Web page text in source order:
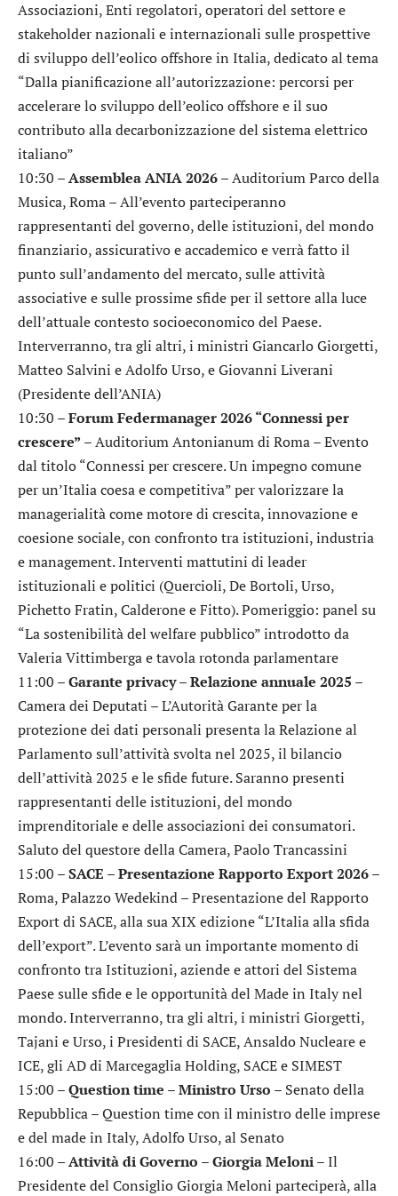
Associazioni, Enti regolatori, operatori del settore e
stakeholder nazionali e internazionali sulle prospettive
di sviluppo dell’eolico offshore in Italia, dedicato al tema
“Dalla pianificazione all’autorizzazione: percorsi per
accelerare lo sviluppo dell’eolico offshore e il suo
contributo alla decarbonizzazione del sistema elettrico
italiano”
10:30 –Assemblea ANIA 2026– Auditorium Parco della
Musica, Roma – All’evento parteciperanno
rappresentanti del governo, delle istituzioni, del mondo
finanziario, assicurativo e accademico e verrà fatto il
punto sull’andamento del mercato, sulle attività
associative e sulle prossime sfide per il settore alla luce
dell’attuale contesto socioeconomico del Paese.
Interverranno, tra gli altri, i ministri Giancarlo Giorgetti,
Matteo Salvini e Adolfo Urso, e Giovanni Liverani
(Presidente dell’ANIA)
10:30 –Forum Federmanager 2026 “Connessi per
crescere” – Auditorium Antonianum di Roma – Evento
dal titolo “Connessi per crescere. Un impegno comune
per un’Italia coesa e competitiva” per valorizzare la
managerialità come motore di crescita, innovazione e
coesione sociale, con confronto tra istituzioni, industria
e management. Interventi mattutini di leader
istituzionali e politici (Quercioli, De Bortoli, Urso,
Pichetto Fratin, Calderone e Fitto). Pomeriggio: panel su
“La sostenibilità del welfare pubblico” introdotto da
Valeria Vittimberga e tavola rotonda parlamentare
11:00 –Garante privacy – Relazione annuale 2025 –
Camera dei Deputati – L’Autorità Garante per la
protezione dei dati personali presenta la Relazione al
Parlamento sull’attività svolta nel 2025, il bilancio
dell’attività 2025 e le sfide future. Saranno presenti
rappresentanti delle istituzioni, del mondo
imprenditoriale e delle associazioni dei consumatori.
Saluto del questore della Camera, Paolo Trancassini
15:00 –SACE – Presentazione Rapporto Export 2026–
Roma, Palazzo Wedekind – Presentazione del Rapporto
Export di SACE, alla sua XIX edizione “L’Italia alla sfida
dell’export”. L’evento sarà un importante momento di
confronto tra Istituzioni, aziende e attori del Sistema
Paese sulle sfide e le opportunità del Made in Italy nel
mondo. Interverranno, tra gli altri, i ministri Giorgetti,
Tajani e Urso, i Presidenti di SACE, Ansaldo Nucleare e
ICE, gli AD di Marcegaglia Holding, SACE e SIMEST
15:00 –Question time – Ministro Urso – Senato della
Repubblica – Question time con il ministro delle imprese
e del made in Italy, Adolfo Urso, al Senato
16:00 –Attività di Governo – Giorgia Meloni– Il
Presidente del Consiglio Giorgia Meloni parteciperà, alla